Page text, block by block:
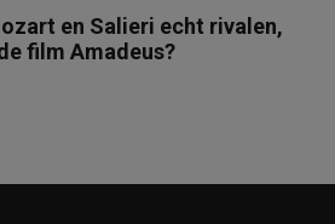
en Salieri echt rivalen,
film Amadeus?